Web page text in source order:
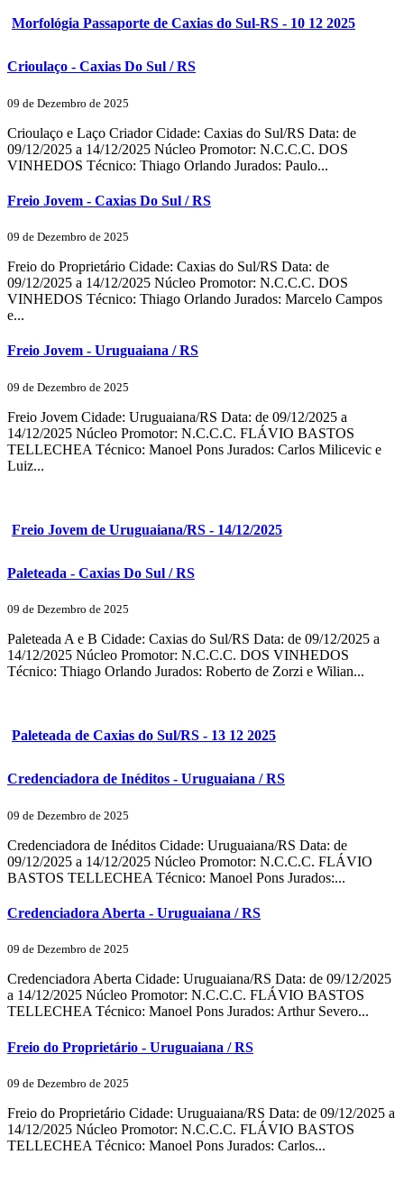
Morfológia Passaporte de Caxias do Sul-RS - 10 12 2025
Crioulaço - Caxias Do Sul / RS
09 de Dezembro de 2025
Crioulaço e Laço Criador Cidade: Caxias do Sul/RS Data: de
09/12/2025 a 14/12/2025 Núcleo Promotor: N.C.C.C. DOS
VINHEDOS Técnico: Thiago Orlando Jurados: Paulo...
Freio Jovem - Caxias Do Sul / RS
09 de Dezembro de 2025
Freio do Proprietário Cidade: Caxias do Sul/RS Data: de
09/12/2025 a 14/12/2025 Núcleo Promotor: N.C.C.C. DOS
VINHEDOS Técnico: Thiago Orlando Jurados: Marcelo Campos
e...
Freio Jovem - Uruguaiana / RS
09 de Dezembro de 2025
Freio Jovem Cidade: Uruguaiana/RS Data: de 09/12/2025 a
14/12/2025 Núcleo Promotor: N.C.C.C. FLÁVIO BASTOS
TELLECHEA Técnico: Manoel Pons Jurados: Carlos Milicevic e
Luiz...
Freio Jovem de Uruguaiana/RS - 14/12/2025
Paleteada - Caxias Do Sul / RS
09 de Dezembro de 2025
Paleteada A e B Cidade: Caxias do Sul/RS Data: de 09/12/2025 a
14/12/2025 Núcleo Promotor: N.C.C.C. DOS VINHEDOS
Técnico: Thiago Orlando Jurados: Roberto de Zorzi e Wilian...
Paleteada de Caxias do Sul/RS - 13 12 2025
Credenciadora de Inéditos - Uruguaiana / RS
09 de Dezembro de 2025
Credenciadora de Inéditos Cidade: Uruguaiana/RS Data: de
09/12/2025 a 14/12/2025 Núcleo Promotor: N.C.C.C. FLÁVIO
BASTOS TELLECHEA Técnico: Manoel Pons Jurados:...
Credenciadora Aberta - Uruguaiana / RS
09 de Dezembro de 2025
Credenciadora Aberta Cidade: Uruguaiana/RS Data: de 09/12/2025
a 14/12/2025 Núcleo Promotor: N.C.C.C. FLÁVIO BASTOS
TELLECHEA Técnico: Manoel Pons Jurados: Arthur Severo...
Freio do Proprietário - Uruguaiana / RS
09 de Dezembro de 2025
Freio do Proprietário Cidade: Uruguaiana/RS Data: de 09/12/2025 a
14/12/2025 Núcleo Promotor: N.C.C.C. FLÁVIO BASTOS
TELLECHEA Técnico: Manoel Pons Jurados: Carlos...